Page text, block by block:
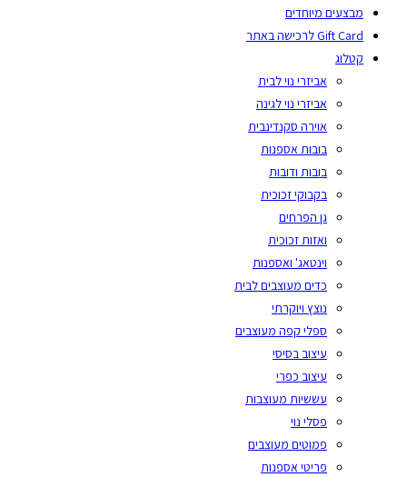
מבצעים מיוחדים
Gift Card לרכישה באתר
קטלוג
אביזרי נוי לבית
אביזרי נוי לגינה
אוירה סקנדינבית
בובות אספנות
בובות ודובות
בקבוקי זכוכית
גן הפרחים
ואזות זכוכית
וינטאג' ואספנות
כדים מעוצבים לבית
נוצץ ויוקרתי
ספלי קפה מעוצבים
עיצוב בסיסי
עיצוב כפרי
עששיות מעוצבות
פסלי נוי
פמוטים מעוצבים
פריטי אספנות